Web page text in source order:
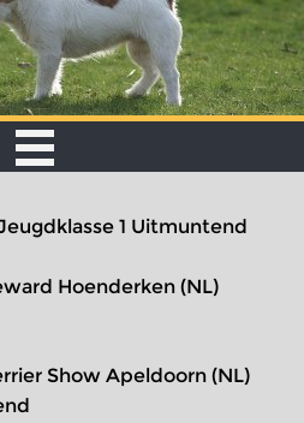
1 Uitmuntend
Hoenderken (NL)
Show Apeldoorn (NL)